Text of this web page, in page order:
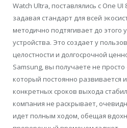
Watch Ultra, поставлялись с One
задавая стандарт для всей
методично подтягивает до этого
устройства. Это создает у
целостности и долгосрочной
Samsung, вы получаете не
который постоянно развивается
конкретных сроков выхода
компания не раскрывает,
идет полным ходом, обещая